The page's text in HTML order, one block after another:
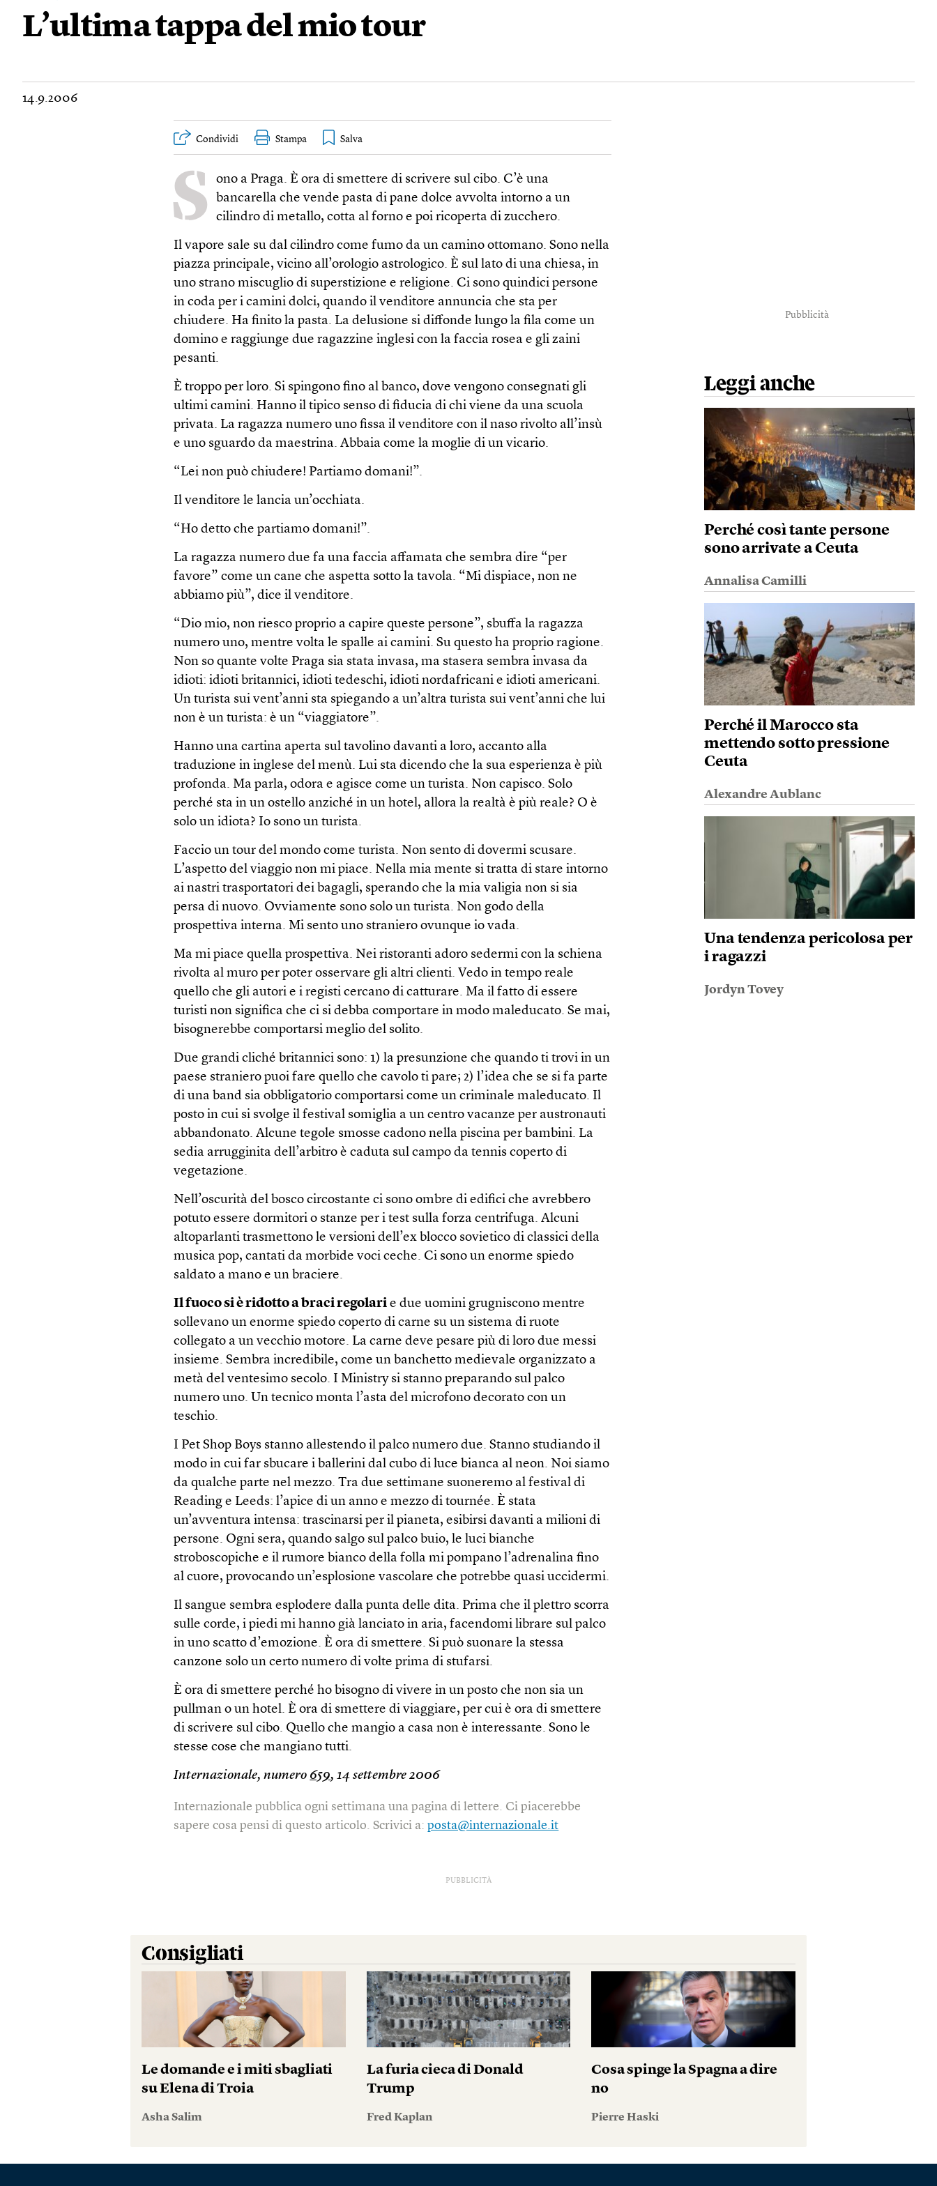
L’ultima tappa del mio tour
14.9.2006
Condividi Stampa
S
ono a Praga. È ora di smettere di scrivere sul cibo. C’è una
bancarella che vende pasta di pane dolce avvolta intorno a un
cilindro di metallo, cotta al forno e poi ricoperta di zucchero.
Il vapore sale su dal cilindro come fumo da un camino ottomano. Sono nella
piazza principale, vicino all’orologio astrologico. È sul lato di una chiesa, in
uno strano miscuglio di superstizione e religione. Ci sono quindici persone
in coda per i camini dolci, quando il venditore annuncia che sta per
chiudere. Ha finito la pasta. La delusione si diffonde lungo la fila come un
domino e raggiunge due ragazzine inglesi con la faccia rosea e gli zaini
pesanti.
È troppo per loro. Si spingono fino al banco, dove vengono consegnati gli
ultimi camini. Hanno il tipico senso di fiducia di chi viene da una scuola
privata. La ragazza numero uno fissa il venditore con il naso rivolto all’insù
e uno sguardo da maestrina. Abbaia come la moglie di un vicario.
“Lei non può chiudere! Partiamo domani!”.
Il venditore le lancia un’occhiata.
“Ho detto che partiamo domani!”.
La ragazza numero due fa una faccia affamata che sembra dire “per
favore” come un cane che aspetta sotto la tavola. “Mi dispiace, non ne
abbiamo più”, dice il venditore.
“Dio mio, non riesco proprio a capire queste persone”, sbuffa la ragazza
numero uno, mentre volta le spalle ai camini. Su questo ha proprio ragione.
Non so quante volte Praga sia stata invasa, ma stasera sembra invasa da
idioti: idioti britannici, idioti tedeschi, idioti nordafricani e idioti americani.
Un turista sui vent’anni sta spiegando a un’altra turista sui vent’anni che lui
non è un turista: è un “viaggiatore”.
Hanno una cartina aperta sul tavolino davanti a loro, accanto alla
traduzione in inglese del menù. Lui sta dicendo che la sua esperienza è più
profonda. Ma parla, odora e agisce come un turista. Non capisco. Solo
perché sta in un ostello anziché in un hotel, allora la realtà è più reale? O è
solo un idiota? Io sono un turista.
Faccio un tour del mondo come turista. Non sento di dovermi scusare.
L’aspetto del viaggio non mi piace. Nella mia mente si tratta di stare intorno
ai nastri trasportatori dei bagagli, sperando che la mia valigia non si sia
persa di nuovo. Ovviamente sono solo un turista. Non godo della
prospettiva interna. Mi sento uno straniero ovunque io vada.
Ma mi piace quella prospettiva. Nei ristoranti adoro sedermi con la schiena
rivolta al muro per poter osservare gli altri clienti. Vedo in tempo reale
quello che gli autori e i registi cercano di catturare. Ma il fatto di essere
turisti non significa che ci si debba comportare in modo maleducato. Se mai,
bisognerebbe comportarsi meglio del solito.
Due grandi cliché britannici sono: 1) la presunzione che quando ti trovi in un
paese straniero puoi fare quello che cavolo ti pare; 2) l’idea che se si fa parte
di una band sia obbligatorio comportarsi come un criminale maleducato. Il
posto in cui si svolge il festival somiglia a un centro vacanze per austronauti
abbandonato. Alcune tegole smosse cadono nella piscina per bambini. La
sedia arrugginita dell’arbitro è caduta sul campo da tennis coperto di
vegetazione.
Nell’oscurità del bosco circostante ci sono ombre di edifici che avrebbero
potuto essere dormitori o stanze per i test sulla forza centrifuga. Alcuni
altoparlanti trasmettono le versioni dell’ex blocco sovietico di classici della
musica pop, cantati da morbide voci ceche. Ci sono un enorme spiedo
saldato a mano e un braciere.
Il fuoco si è ridotto a braci regolari e due uomini grugniscono mentre
sollevano un enorme spiedo coperto di carne su un sistema di ruote
collegato a un vecchio motore. La carne deve pesare più di loro due messi
insieme. Sembra incredibile, come un banchetto medievale organizzato a
metà del ventesimo secolo. I Ministry si stanno preparando sul palco
numero uno. Un tecnico monta l’asta del microfono decorato con un
teschio.
I Pet Shop Boys stanno allestendo il palco numero due. Stanno studiando il
modo in cui far sbucare i ballerini dal cubo di luce bianca al neon. Noi siamo
da qualche parte nel mezzo. Tra due settimane suoneremo al festival di
Reading e Leeds: l’apice di un anno e mezzo di tournée. È stata
un’avventura intensa: trascinarsi per il pianeta, esibirsi davanti a milioni di
persone. Ogni sera, quando salgo sul palco buio, le luci bianche
stroboscopiche e il rumore bianco della folla mi pompano l’adrenalina fino
al cuore, provocando un’esplosione vascolare che potrebbe quasi uccidermi.
Il sangue sembra esplodere dalla punta delle dita. Prima che il plettro scorra
sulle corde, i piedi mi hanno già lanciato in aria, facendomi librare sul palco
in uno scatto d’emozione. È ora di smettere. Si può suonare la stessa
canzone solo un certo numero di volte prima di stufarsi.
È ora di smettere perché ho bisogno di vivere in un posto che non sia un
pullman o un hotel. È ora di smettere di viaggiare, per cui è ora di smettere
di scrivere sul cibo. Quello che mangio a casa non è interessante. Sono le
stesse cose che mangiano tutti.
Internazionale, numero 659, 14 settembre 2006
Internazionale pubblica ogni settimana una pagina di lettere. Ci piacerebbe
sapere cosa pensi di questo articolo. Scrivici a:posta@internazionale.it
Pubblicità
Leggi anche
Perché così tante persone
sono arrivate a Ceuta
Annalisa Camilli
Perché il Marocco sta
mettendo sotto pressione
Ceuta
Alexandre Aublanc
Una tendenza pericolosa per
i ragazzi
Jordyn Tovey
PUBBLICITÀ
Consigliati
Le domande e i miti sbagliati
su Elena di Troia
Asha Salim
La furia cieca di Donald
Trump
Fred Kaplan
Cosa spinge la Spagna a dire
no
Pierre Haski